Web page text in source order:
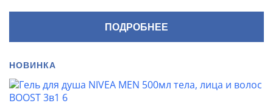
ПОДРОБНЕЕ
НОВИНКА